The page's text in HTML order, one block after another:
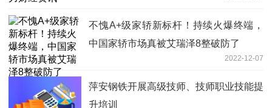
不愧A+级家轿新标杆！持续火爆终端，
中国家轿市场真被艾瑞泽8整破防了
2022-12-07
萍安钢铁开展高级技师、技师职业技能提
升培训